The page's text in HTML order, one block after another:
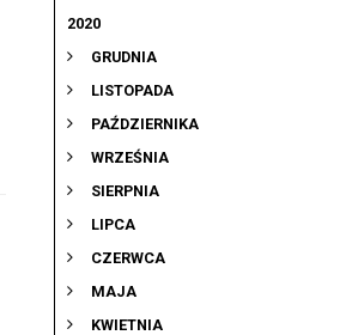
2020
GRUDNIA
LISTOPADA
PAŹDZIERNIKA
WRZEŚNIA
SIERPNIA
LIPCA
CZERWCA
MAJA
KWIETNIA